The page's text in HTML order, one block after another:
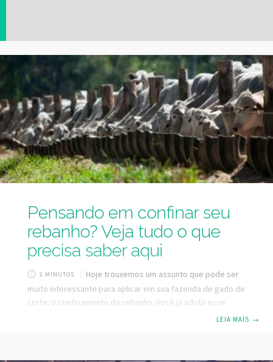
Pensando em confinar seu
rebanho? Veja tudo o que
precisa saber aqui
5 MINUTOS
Hoje trouxemos um assunto que pode ser
muito interessante para aplicar em sua fazenda de gado de
corte: o confinamento do rebanho. Você já adota esse
sistema na sua propriedade ou está pensando em adotar?
LEIA MAIS →